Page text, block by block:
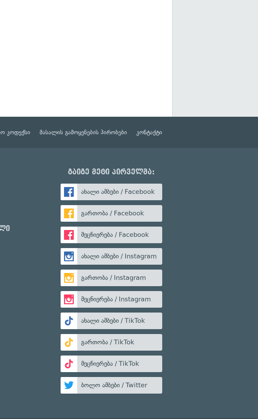
კოდექსი მასალის გამოყენების პირობები კონტაქტი
გაიგე მეტი პირველმა:
ახალი ამბები / Facebook
გართობა / Facebook
მეცნიერება / Facebook
ახალი ამბები / Instagram
გართობა / Instagram
მეცნიერება / Instagram
ახალი ამბები / TikTok
გართობა / TikTok
მეცნიერება / TikTok
ბოლო ამბები / Twitter